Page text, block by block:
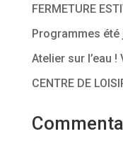
FERMETURE
Programmes été
Atelier sur l’eau
CENTRE DE